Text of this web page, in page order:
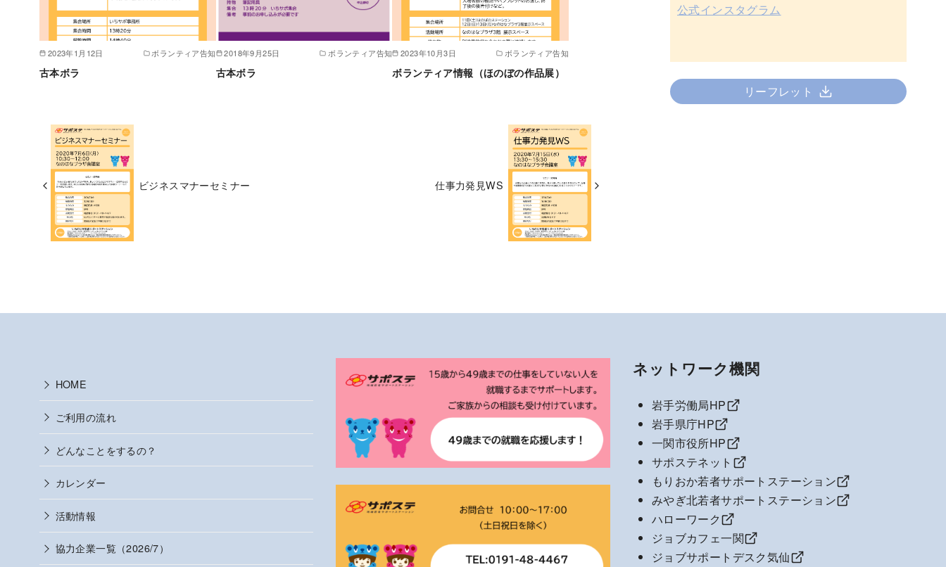
2023年1月12日 ボランティア告知
古本ボラ
2018年9月25日 ボランティア告知
古本ボラ
2023年10月3日 ボランティア告知
ボランティア情報（ほのぼの作品展）
ビジネスマナーセミナー 仕事力発見WS
公式インスタグラム
リーフレット
HOME
ご利用の流れ
どんなことをするの？
カレンダー
活動情報
協力企業一覧（2026/7）
ネットワーク機関
岩手労働局HP
岩手県庁HP
一関市役所HP
サポステネット
もりおか若者サポートステーション
みやぎ北若者サポートステーション
ハローワーク
ジョブカフェ一関
ジョブサポートデスク気仙